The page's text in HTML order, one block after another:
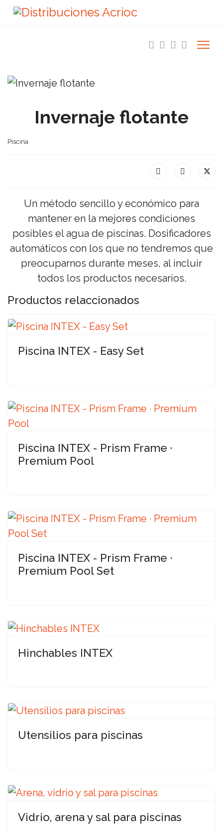
Invernaje flotante
Piscina
Un método sencillo y económico para
mantener en la mejores condiciones
posibles el agua de piscinas. Dosificadores
automáticos con los que no tendremos que
preocuparnos durante meses, al incluir
todos los productos necesarios.
Productos relaccionados
Piscina INTEX - Easy Set
Piscina INTEX - Prism Frame ·
Premium Pool
Piscina INTEX - Prism Frame ·
Premium Pool Set
Hinchables INTEX
Utensilios para piscinas
Vidrio, arena y sal para piscinas